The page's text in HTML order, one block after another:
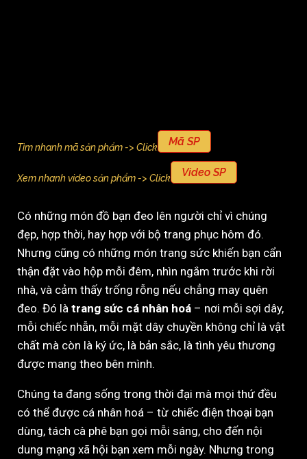
Tìm nhanh mã sản phẩm -> Click Mã SP
Xem nhanh video sản phẩm -> Click Video SP
Có những món đồ bạn đeo lên người chỉ vì chúng
đẹp, hợp thời, hay hợp với bộ trang phục hôm đó.
Nhưng cũng có những món trang sức khiến bạn cẩn
thận đặt vào hộp mỗi đêm, nhìn ngắm trước khi rời
nhà, và cảm thấy trống rỗng nếu chẳng may quên
đeo. Đó là trang sức cá nhân hoá – nơi mỗi sợi dây,
mỗi chiếc nhẫn, mỗi mặt dây chuyền không chỉ là vật
chất mà còn là ký ức, là bản sắc, là tình yêu thương
được mang theo bên mình.
Chúng ta đang sống trong thời đại mà mọi thứ đều
có thể được cá nhân hoá – từ chiếc điện thoại bạn
dùng, tách cà phê bạn gọi mỗi sáng, cho đến nội
dung mạng xã hội bạn xem mỗi ngày. Nhưng trong